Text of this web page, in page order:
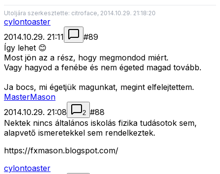
Utoljára szerkesztette: citroface, 2014.10.29. 21:18:20
cylontoaster
2014.10.29. 21:11
#89
Így lehet 😊
Most jön az a rész, hogy megmondod miért.
Vagy hagyod a fenébe és nem égeted magad tovább.
Ja bocs, mi égetjük magunkat, megint elfelejtettem.
MasterMason
2014.10.29. 21:08
2 #88
Nektek nincs általános iskolás fizika tudásotok sem,
alapvető ismeretekkel sem rendelkeztek.
https://fxmason.blogspot.com/
cylontoaster